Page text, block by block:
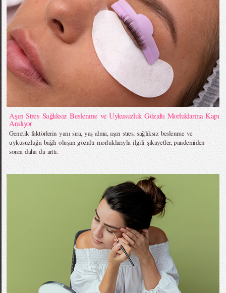
Aşırı Stres Sağlıksız Beslenme ve Uykusuzluk Gözaltı Morluklarına Kapı
Aralıyor
Genetik faktörlerin yanı sıra, yaş alma, aşırı stres, sağlıksız beslenme ve
uykusuzluğa bağlı oluşan gözaltı morluklarıyla ilgili şikayetler, pandemiden
sonra daha da arttı.